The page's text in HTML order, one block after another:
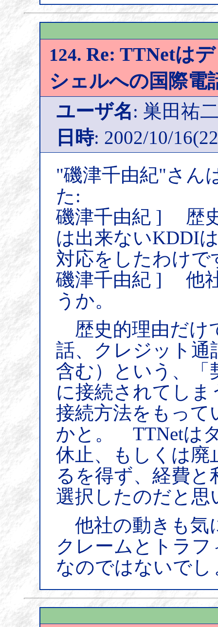
124. Re: TTNetは
シェルへの国際電
ユーザ名: 巣田祐
日時: 2002/10/
"磯津千由紀"さん
た:
磯津千由紀 ] 歴
は出来ないKDDI
対応をしたわけで
磯津千由紀 ] 他
うか。
歴史的理由だけ
話、クレジット通
含む）という、「
に接続されてし
接続方法をもっ
かと。 TTNetは
休止、もしくは廃
るを得ず、経費と
選択したのだと思
他社の動きも気
クレームとトラ
なのではないでし